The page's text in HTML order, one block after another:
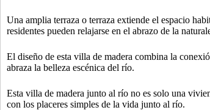
Una amplia terraza o terraza extiende el espacio
residentes pueden relajarse en el abrazo de la
El diseño de esta villa de madera combina la
abraza la belleza escénica del río.
Esta villa de madera junto al río no es solo una
con los placeres simples de la vida junto al río.